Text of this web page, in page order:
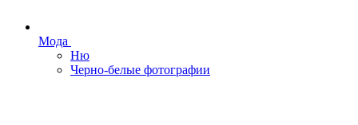
Мода
Ню
Черно-белые фотографии